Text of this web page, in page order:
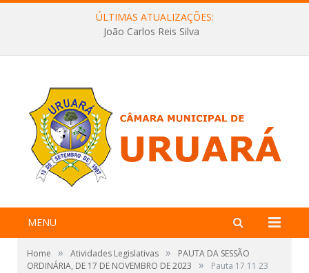
ÚLTIMAS ATUALIZAÇÕES:
João Carlos Reis Silva
MENU
Home » Atividades Legislativas »
PAUTA DA SESSÃO
ORDINÁRIA, DE 17 DE NOVEMBRO DE 2023
» Pauta 17 11 23